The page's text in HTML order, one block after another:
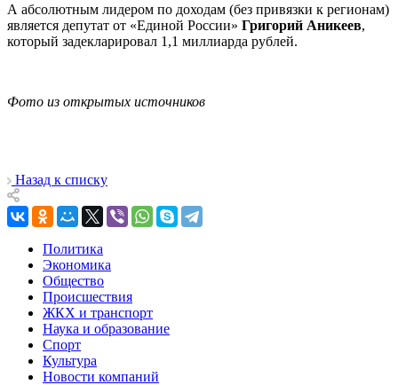
А абсолютным лидером по доходам (без привязки к регионам)
является депутат от «Единой России» Григорий Аникеев,
который задекларировал 1,1 миллиарда рублей.
Фото из открытых источников
Назад к списку
Политика
Экономика
Общество
Происшествия
ЖКХ и транспорт
Наука и образование
Спорт
Культура
Новости компаний